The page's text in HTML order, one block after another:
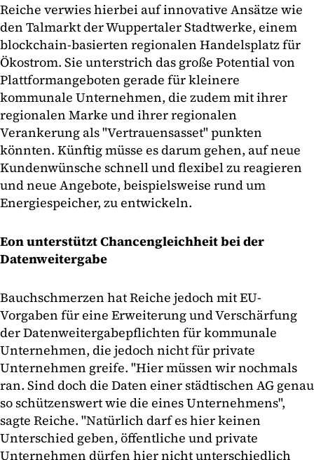
Reiche verwies hierbei auf innovative Ansätze wie
den Talmarkt der Wuppertaler Stadtwerke, einem
blockchain-basierten regionalen Handelsplatz für
Ökostrom. Sie unterstrich das große Potential von
Plattformangeboten gerade für kleinere
kommunale Unternehmen, die zudem mit ihrer
regionalen Marke und ihrer regionalen
Verankerung als "Vertrauensasset" punkten
könnten. Künftig müsse es darum gehen, auf neue
Kundenwünsche schnell und flexibel zu reagieren
und neue Angebote, beispielsweise rund um
Energiespeicher, zu entwickeln.
Eon unterstützt Chancengleichheit bei der
Datenweitergabe
Bauchschmerzen hat Reiche jedoch mit EU-
Vorgaben für eine Erweiterung und Verschärfung
der Datenweitergabepflichten für kommunale
Unternehmen, die jedoch nicht für private
Unternehmen greife. "Hier müssen wir nochmals
ran. Sind doch die Daten einer städtischen AG genau
so schützenswert wie die eines Unternehmens",
sagte Reiche. "Natürlich darf es hier keinen
Unterschied geben, öffentliche und private
Unternehmen dürfen hier nicht unterschiedlich